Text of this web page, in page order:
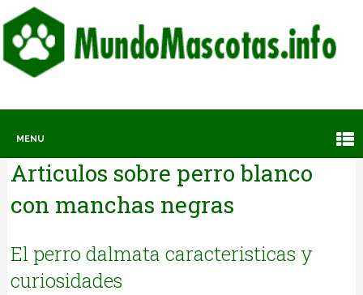
MENU
Articulos sobre perro blanco
con manchas negras
El perro dalmata caracteristicas y
curiosidades